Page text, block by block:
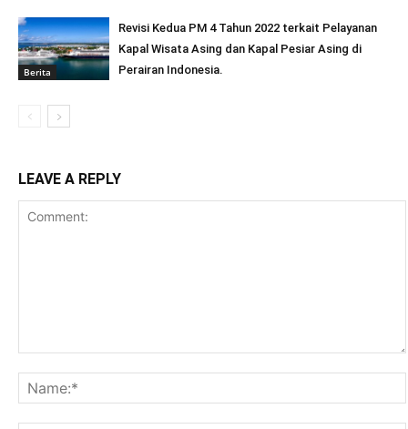
Berita
Revisi Kedua PM 4 Tahun 2022 terkait Pelayanan
Kapal Wisata Asing dan Kapal Pesiar Asing di
Perairan Indonesia.
LEAVE A REPLY